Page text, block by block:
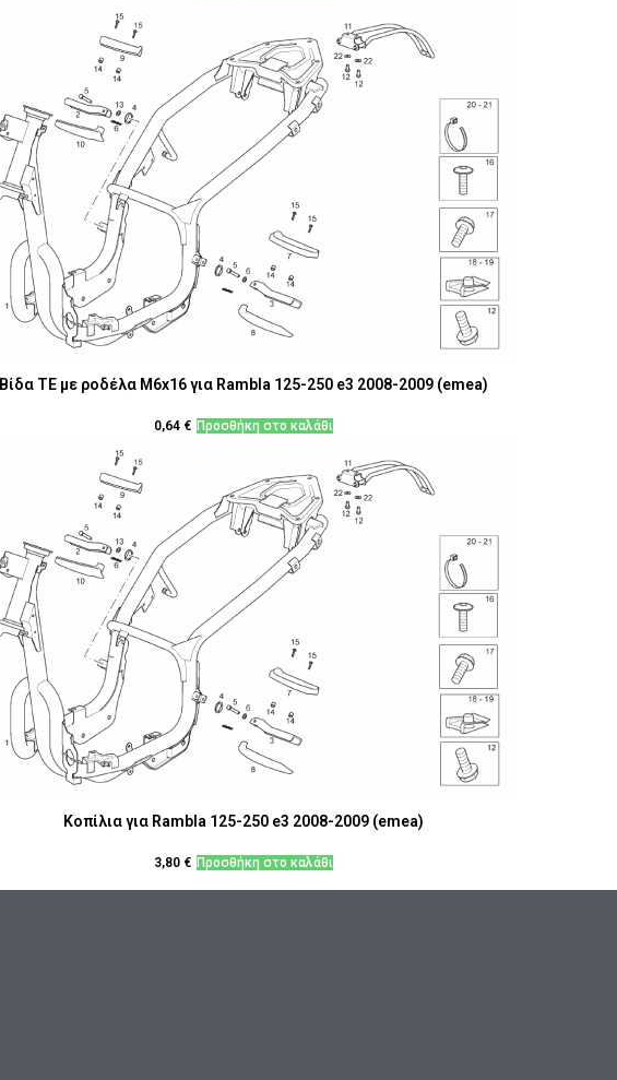
Βίδα ΤΕ με ροδέλα M6x16 για Rambla 125-250 e3 2008-2009 (emea)
0,64 € Προσθήκη στο καλάθι
Κοπίλια για Rambla 125-250 e3 2008-2009 (emea)
3,80 € Προσθήκη στο καλάθι